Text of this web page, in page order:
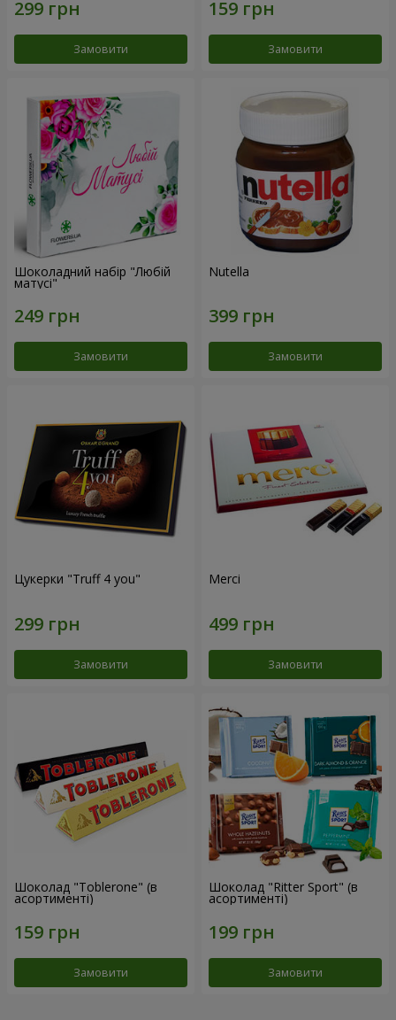
Замовити Замовити
Шоколадний набір "Любій
матусі"
Замовити
Nutella
Замовити
Цукерки "Truff 4 you"
Замовити
Merci
Замовити
Шоколад "Toblerone" (в
асортименті)
Замовити
Шоколад "Ritter Sport" (в
асортименті)
Замовити